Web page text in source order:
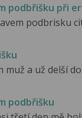
podbřišku při
podbrisku
muž a už delší
podbřišku